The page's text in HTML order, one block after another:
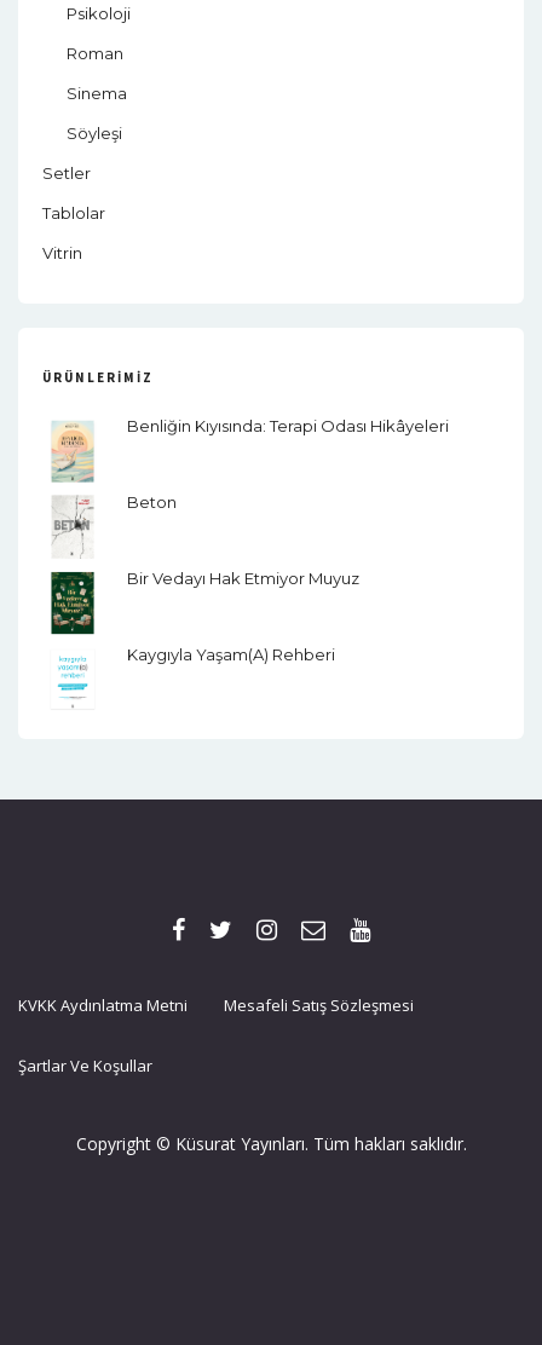
Psikoloji
Roman
Sinema
Söyleşi
Setler
Tablolar
Vitrin
ÜRÜNLERIMIZ
Benliğin Kıyısında: Terapi Odası Hikâyeleri
Beton
Bir Vedayı Hak Etmiyor Muyuz
Kaygıyla Yaşam(a) Rehberi
KVKK Aydınlatma Metni Mesafeli Satış Sözleşmesi
Şartlar Ve Koşullar
Copyright © Küsurat Yayınları. Tüm hakları saklıdır.